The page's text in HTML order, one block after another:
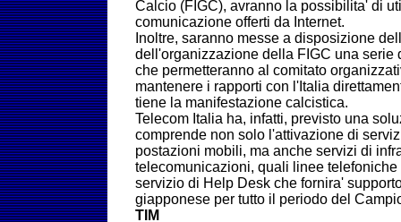
Calcio (FIGC), avranno la possibilita' di
comunicazione offerti da Internet.
Inoltre, saranno messe a disposizione
dell'organizzazione della FIGC una serie
che permetteranno al comitato
mantenere i rapporti con l'Italia
tiene la manifestazione calcistica.
Telecom Italia ha, infatti, previsto una
comprende non solo l'attivazione di
postazioni mobili, ma anche servizi di
telecomunicazioni, quali linee telefoniche
servizio di Help Desk che fornira'
giapponese per tutto il periodo del
TIM